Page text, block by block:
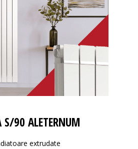
S/90 ALETERNUM
extrudate